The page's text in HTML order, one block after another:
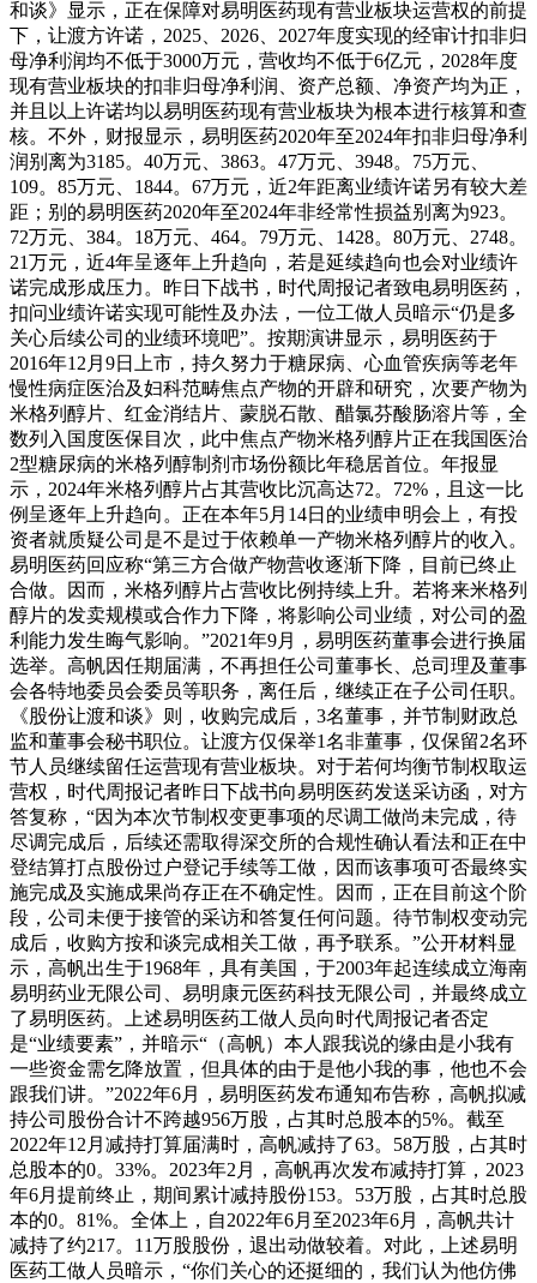
和谈》显示，正在保障对易明医药现有营业板块运营权的前提
下，让渡方许诺，2025、2026、2027年度实现的经审计扣非归
母净利润均不低于3000万元，营收均不低于6亿元，2028年度
现有营业板块的扣非归母净利润、资产总额、净资产均为正，
并且以上许诺均以易明医药现有营业板块为根本进行核算和查
核。不外，财报显示，易明医药2020年至2024年扣非归母净利
润别离为3185。40万元、3863。47万元、3948。75万元、
109。85万元、1844。67万元，近2年距离业绩许诺另有较大差
距；别的易明医药2020年至2024年非经常性损益别离为923。
72万元、384。18万元、464。79万元、1428。80万元、2748。
21万元，近4年呈逐年上升趋向，若是延续趋向也会对业绩许
诺完成形成压力。昨日下战书，时代周报记者致电易明医药，
扣问业绩许诺实现可能性及办法，一位工做人员暗示“仍是多
关心后续公司的业绩环境吧”。按期演讲显示，易明医药于
2016年12月9日上市，持久努力于糖尿病、心血管疾病等老年
慢性病症医治及妇科范畴焦点产物的开辟和研究，次要产物为
米格列醇片、红金消结片、蒙脱石散、醋氯芬酸肠溶片等，全
数列入国度医保目次，此中焦点产物米格列醇片正在我国医治
2型糖尿病的米格列醇制剂市场份额比年稳居首位。年报显
示，2024年米格列醇片占其营收比沉高达72。72%，且这一比
例呈逐年上升趋向。正在本年5月14日的业绩申明会上，有投
资者就质疑公司是不是过于依赖单一产物米格列醇片的收入。
易明医药回应称“第三方合做产物营收逐渐下降，目前已终止
合做。因而，米格列醇片占营收比例持续上升。若将来米格列
醇片的发卖规模或合作力下降，将影响公司业绩，对公司的盈
利能力发生晦气影响。”2021年9月，易明医药董事会进行换届
选举。高帆因任期届满，不再担任公司董事长、总司理及董事
会各特地委员会委员等职务，离任后，继续正在子公司任职。
《股份让渡和谈》则，收购完成后，3名董事，并节制财政总
监和董事会秘书职位。让渡方仅保举1名非董事，仅保留2名环
节人员继续留任运营现有营业板块。对于若何均衡节制权取运
营权，时代周报记者昨日下战书向易明医药发送采访函，对方
答复称，“因为本次节制权变更事项的尽调工做尚未完成，待
尽调完成后，后续还需取得深交所的合规性确认看法和正在中
登结算打点股份过户登记手续等工做，因而该事项可否最终实
施完成及实施成果尚存正在不确定性。因而，正在目前这个阶
段，公司未便于接管的采访和答复任何问题。待节制权变动完
成后，收购方按和谈完成相关工做，再予联系。”公开材料显
示，高帆出生于1968年，具有美国，于2003年起连续成立海南
易明药业无限公司、易明康元医药科技无限公司，并最终成立
了易明医药。上述易明医药工做人员向时代周报记者否定
是“业绩要素”，并暗示“（高帆）本人跟我说的缘由是小我有
一些资金需乞降放置，但具体的由于是他小我的事，他也不会
跟我们讲。”2022年6月，易明医药发布通知布告称，高帆拟减
持公司股份合计不跨越956万股，占其时总股本的5%。截至
2022年12月减持打算届满时，高帆减持了63。58万股，占其时
总股本的0。33%。2023年2月，高帆再次发布减持打算，2023
年6月提前终止，期间累计减持股份153。53万股，占其时总股
本的0。81%。全体上，自2022年6月至2023年6月，高帆共计
减持了约217。11万股股份，退出动做较着。对此，上述易明
医药工做人员暗示，“你们关心的还挺细的，我们认为他仿佛